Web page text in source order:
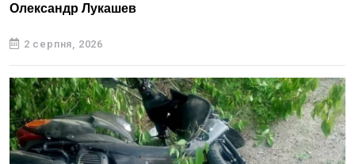
Олександр Лукашев
2 серпня, 2026